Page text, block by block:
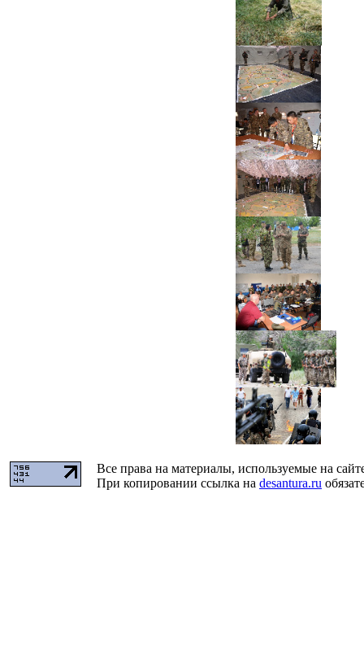
Все права на материалы, используемые на
При копировании ссылка на desantura.ru